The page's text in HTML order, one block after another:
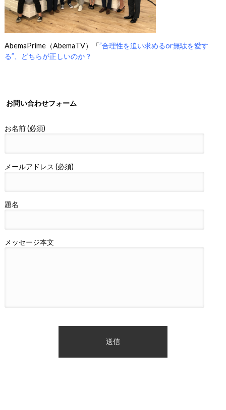
AbemaPrime（AbemaTV）「”合理性を追い求めるor無駄を愛す
る”、どちらが正しいのか？
お問い合わせフォーム
お名前 (必須)
メールアドレス (必須)
題名
メッセージ本文